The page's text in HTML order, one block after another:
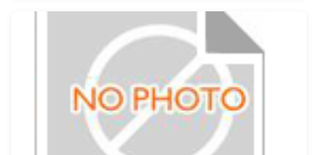
trasversale ed i giri 360°and del fascio di propulsione tiene